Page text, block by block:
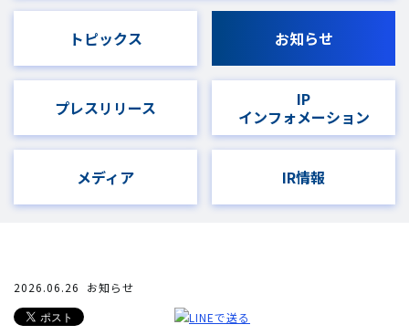
トピックス お知らせ
プレスリリース
IP
インフォメーション
メディア IR情報
2026.06.26 お知らせ